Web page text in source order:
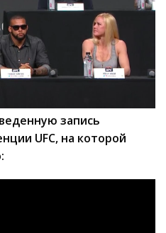
запись
UFC, на которой